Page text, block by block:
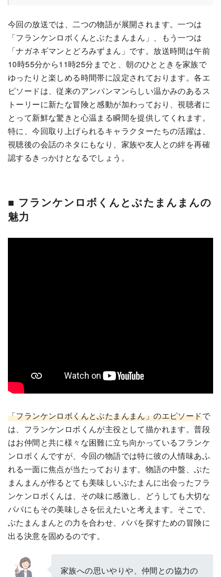
今回の放送では、二つの物語が展開されます。一つは
「フランケンロボくんとぶたまんまん」、もう一つは
「ナガネギマンとどろみずまん」です。放送時間は午前
10時55分から11時25分までと、朝のひとときを家族で
ゆったりと楽しめる時間帯に設定されております。各エ
ピソードは、従来のアンパンマンらしい温かみのあるス
トーリーに新たな冒険と感動が加わっており、視聴者に
とって新鮮な驚きと心温まる瞬間を提供してくれます。
特に、今回取り上げられるキャラクターたちの活躍は、
視聴後の会話のネタにもなり、家族や友人との絆を再確
認するきっかけとなるでしょう。
■ フランケンロボくんとぶたまんまんの
魅力
「フランケンロボくんとぶたまんまん」のエピソードで
は、フランケンロボくんが主役として描かれます。普段
はお仲間と共に様々な困難に立ち向かっているフランケ
ンロボくんですが、今回の物語では特に彼の人情味あふ
れる一面に焦点が当たっております。物語の中盤、ぶた
まんまんが作るとても美味しいぶたまんに出会ったフラ
ンケンロボくんは、その味に感激し、どうしても大切な
パパにもその美味しさを伝えたいと考えます。そこで、
ぶたまんまんとの力を合わせ、パパを探すための冒険に
出る決意を固めるのです。
家族への思いやりや、仲間との協力の